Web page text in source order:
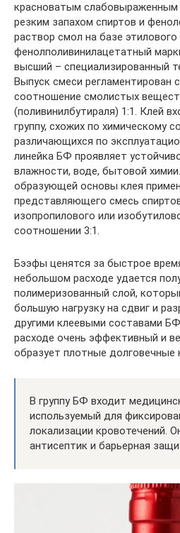
красноватым слабовыраженным
резким запахом спиртов и
раствор смол на базе этилового
фенолполивинилацетатный
высший – специализированный
Выпуск смеси регламентирован
соотношение смолистых
(поливинилбутираля) 1:1. Клей
группу, схожих по химическому
различающихся по
линейка БФ проявляет
влажности, воде, бытовой
образующей основы клея
представляющего смесь
изопропилового или
соотношении 3:1.
Бээфы ценятся за быстрое
небольшом расходе удается
полимеризованный слой,
большую нагрузку на сдвиг и
другими клеевыми составами
расходе очень эффективный и
образует плотные долговечные
В группу БФ входит
используемый для
локализации кровотечений.
антисептик и барьерная